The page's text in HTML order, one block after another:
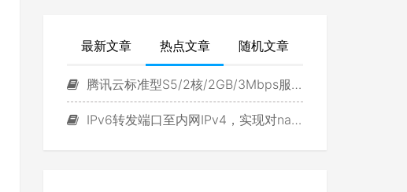
最新文章 热点文章 随机文章
腾讯云标准型S5/2核/2GB/3Mbps服务器试用
IPv6转发端口至内网IPv4，实现对navidrome直接访问